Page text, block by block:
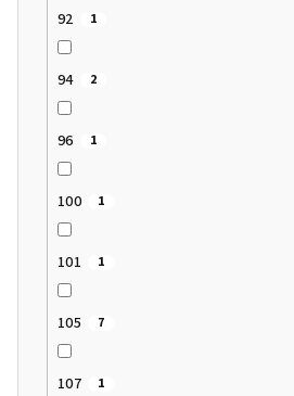
92 1
94 2
96 1
100 1
101 1
105 7
107 1